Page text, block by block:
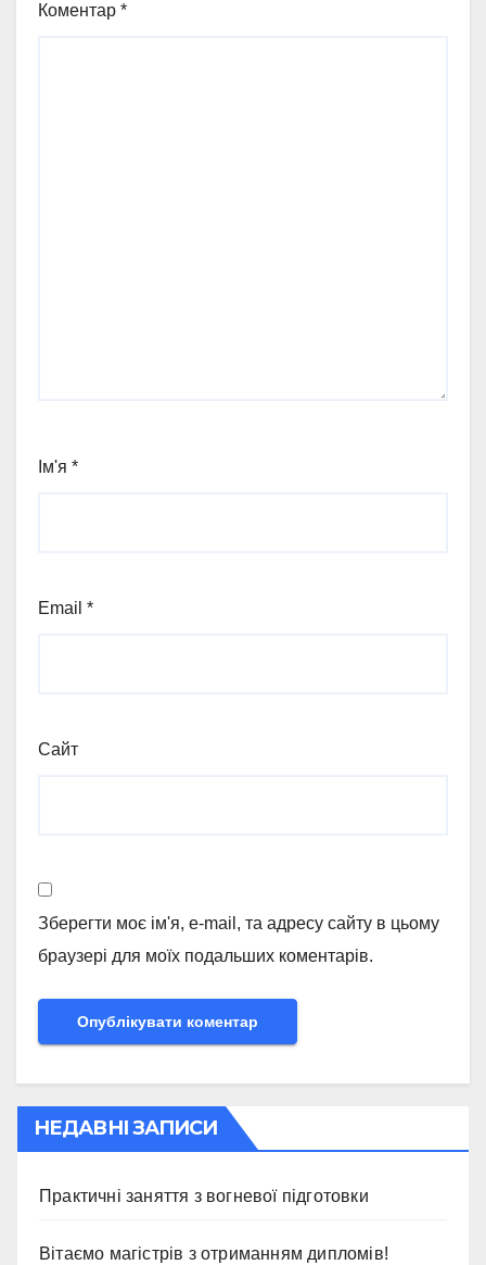
Коментар *
Ім'я *
Email *
Сайт
Зберегти моє ім'я, e-mail, та адресу сайту в цьому
браузері для моїх подальших коментарів.
НЕДАВНІ ЗАПИСИ
Практичні заняття з вогневої підготовки
Вітаємо магістрів з отриманням дипломів!